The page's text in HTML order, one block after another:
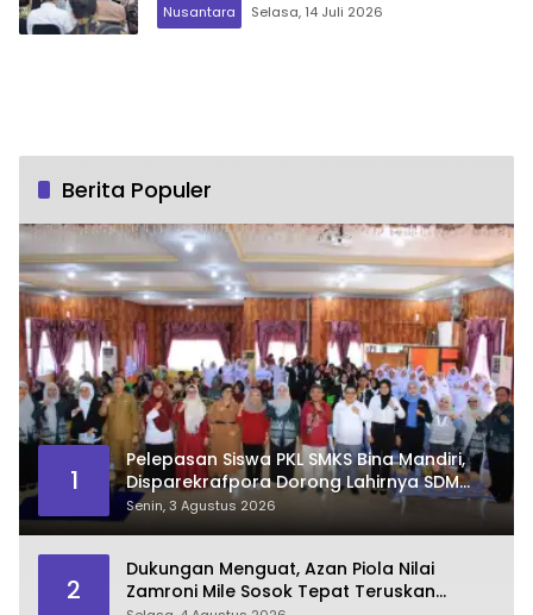
Nusantara Selasa, 14 Juli 2026
Berita Populer
1
Pelepasan Siswa PKL SMKS Bina Mandiri,
Disparekrafpora Dorong Lahirnya SDM
Pariwisata Unggul
Senin, 3 Agustus 2026
2
Dukungan Menguat, Azan Piola Nilai
Zamroni Mile Sosok Tepat Teruskan